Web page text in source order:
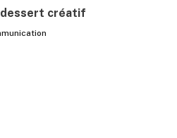
dessert créatif